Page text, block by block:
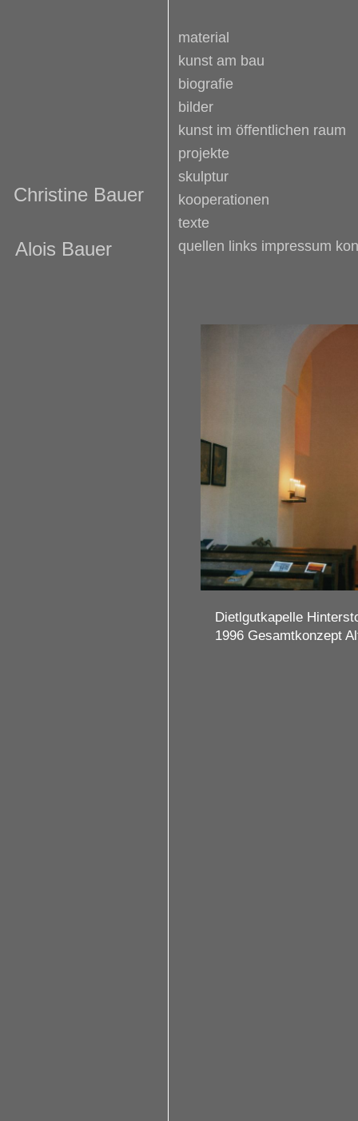
Christine Bauer
Alois Bauer
material
kunst am bau
biografie
bilder
kunst im öffentlichen raum
projekte
skulptur
kooperationen
texte
quellen links impressum
Dietlgutkapelle
1996 Gesamtkonzept